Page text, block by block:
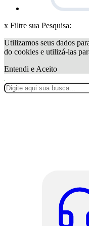
x Filtre sua Pesquisa:
Utilizamos seus dados
do cookies e utilizá-las
Entendi e Aceito